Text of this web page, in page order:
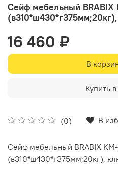
Сейф мебельный BRABIX
(0) В
16 460 ₽
В
Купить
Сейф мебельный BRABIX
(в310*ш430*г375мм;20кг),